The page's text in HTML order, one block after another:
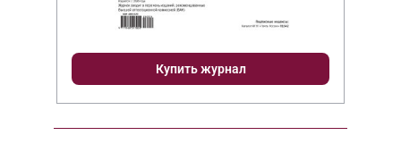
Купить журнал